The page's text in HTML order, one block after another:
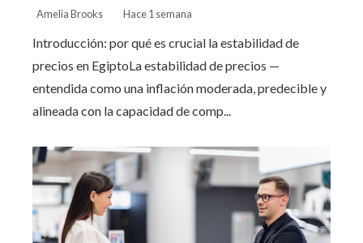
Amelia Brooks Hace 1 semana
Introducción: por qué es crucial la estabilidad de
precios en EgiptoLa estabilidad de precios —
entendida como una inflación moderada, predecible y
alineada con la capacidad de comp...